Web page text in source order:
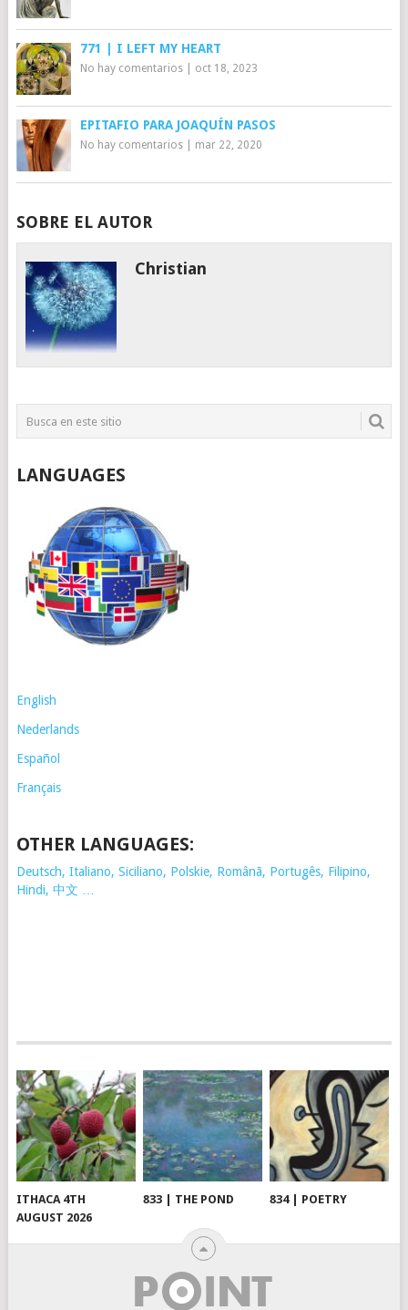
771 | I LEFT MY HEART
No hay comentarios| oct 18, 2023
EPITAFIO PARA JOAQUÍN PASOS
No hay comentarios| mar 22, 2020
SOBRE EL AUTOR
Christian
LANGUAGES
English
Nederlands
Español
Français
OTHER LANGUAGES:
Deutsch, Italiano, Siciliano, Polskie, Românã, Portugês, Filipino,
Hindi, 中文 …
ITHACA 4TH
AUGUST 2026
833 | THE POND 834 | POETRY